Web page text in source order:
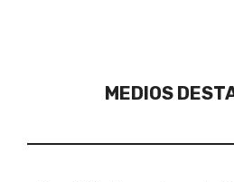
MEDIOS